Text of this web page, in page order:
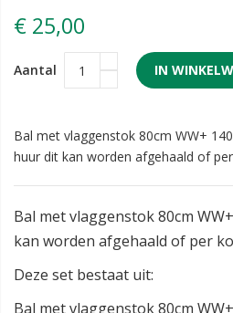
€ 25,00
Aantal IN
Bal met vlaggenstok 80cm WW+
huur dit kan worden afgehaald of
Bal met vlaggenstok 80cm
kan worden afgehaald of per
Deze set bestaat uit:
Bal met vlaggenstok 80cm WW+